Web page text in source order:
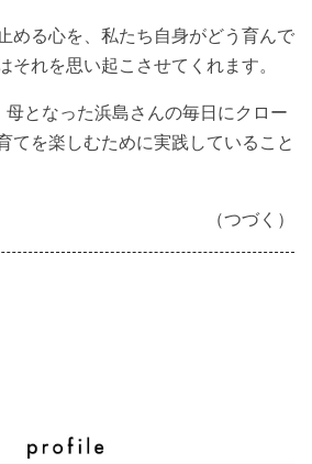
める心を、私たち自身がどう育んで
それを思い起こさせてくれます。
となった浜島さんの毎日にクロー
てを楽しむために実践していること
（つづく）